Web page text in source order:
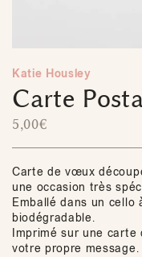
Katie Housley
Carte
5,00€
Carte de vœux
une occasion très
Emballé dans un cello
biodégradable.
Imprimé sur une carte
votre propre message.